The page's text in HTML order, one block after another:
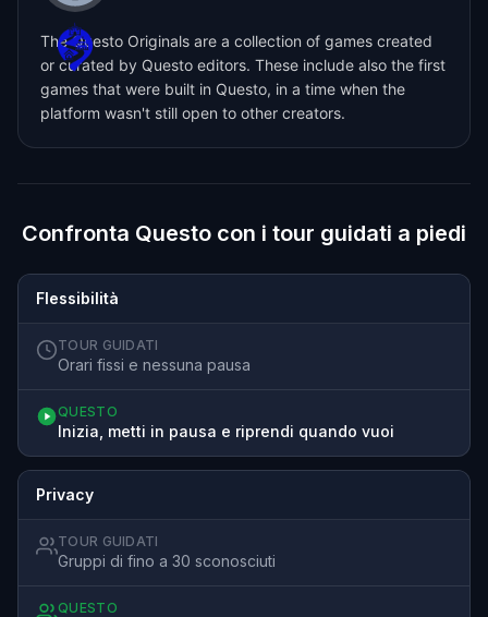
The Questo Originals are a collection of games created
or curated by Questo editors. These include also the first
games that were built in Questo, in a time when the
platform wasn't still open to other creators.
Confronta Questo con i tour guidati a piedi
Flessibilità
TOUR GUIDATI
Orari fissi e nessuna pausa
QUESTO
Inizia, metti in pausa e riprendi quando vuoi
Privacy
TOUR GUIDATI
Gruppi di fino a 30 sconosciuti
QUESTO